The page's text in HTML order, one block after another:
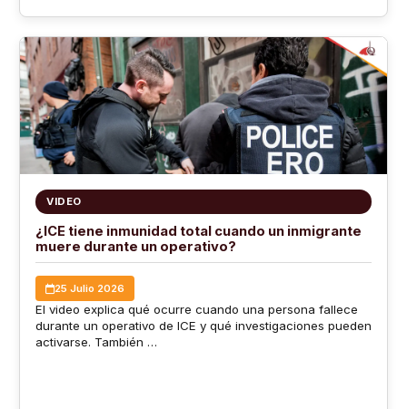
VIDEO
¿ICE tiene inmunidad total cuando un inmigrante
muere durante un operativo?
25 Julio 2026
El video explica qué ocurre cuando una persona fallece
durante un operativo de ICE y qué investigaciones pueden
activarse. También …